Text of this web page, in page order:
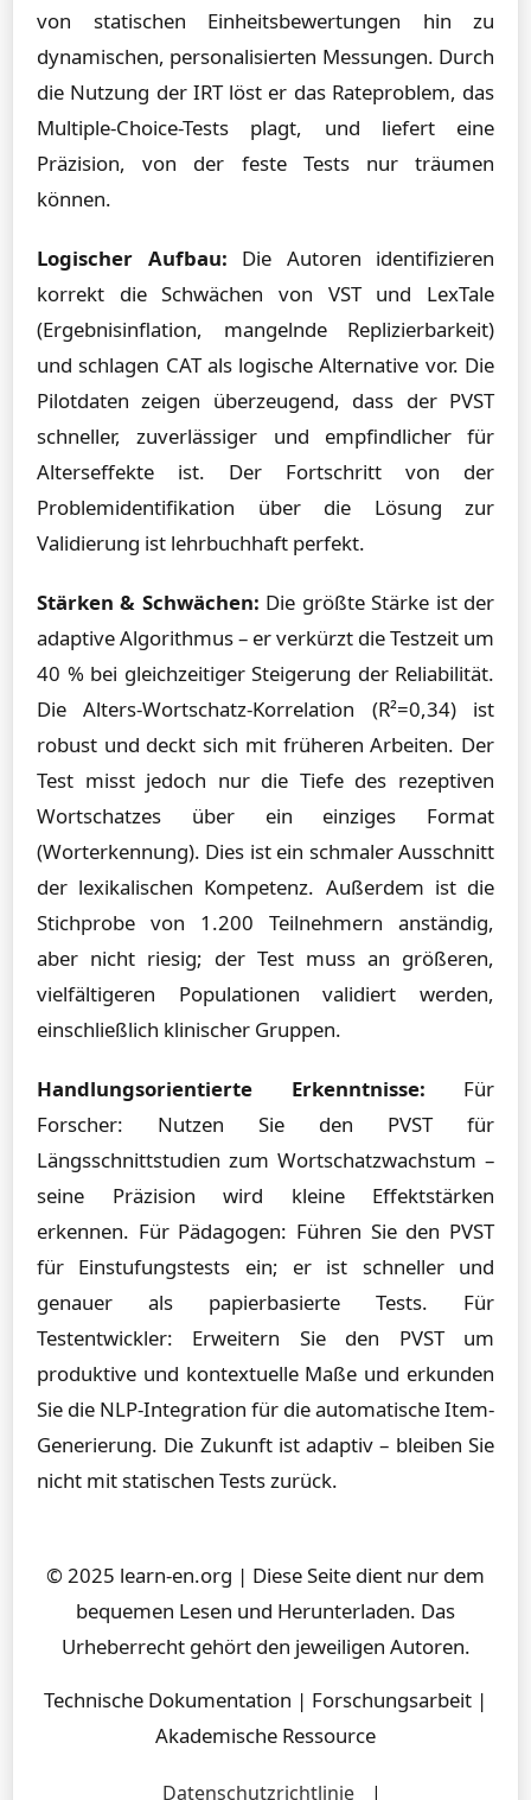
von statischen Einheitsbewertungen hin zu
dynamischen, personalisierten Messungen. Durch
die Nutzung der IRT löst er das Rateproblem, das
Multiple-Choice-Tests plagt, und liefert eine
Präzision, von der feste Tests nur träumen
können.
Logischer Aufbau: Die Autoren identifizieren
korrekt die Schwächen von VST und LexTale
(Ergebnisinflation, mangelnde Replizierbarkeit)
und schlagen CAT als logische Alternative vor. Die
Pilotdaten zeigen überzeugend, dass der PVST
schneller, zuverlässiger und empfindlicher für
Alterseffekte ist. Der Fortschritt von der
Problemidentifikation über die Lösung zur
Validierung ist lehrbuchhaft perfekt.
Stärken & Schwächen: Die größte Stärke ist der
adaptive Algorithmus – er verkürzt die Testzeit um
40 % bei gleichzeitiger Steigerung der Reliabilität.
Die Alters-Wortschatz-Korrelation (R²=0,34) ist
robust und deckt sich mit früheren Arbeiten. Der
Test misst jedoch nur die Tiefe des rezeptiven
Wortschatzes über ein einziges Format
(Worterkennung). Dies ist ein schmaler Ausschnitt
der lexikalischen Kompetenz. Außerdem ist die
Stichprobe von 1.200 Teilnehmern anständig,
aber nicht riesig; der Test muss an größeren,
vielfältigeren Populationen validiert werden,
einschließlich klinischer Gruppen.
Handlungsorientierte Erkenntnisse: Für
Forscher: Nutzen Sie den PVST für
Längsschnittstudien zum Wortschatzwachstum –
seine Präzision wird kleine Effektstärken
erkennen. Für Pädagogen: Führen Sie den PVST
für Einstufungstests ein; er ist schneller und
genauer als papierbasierte Tests. Für
Testentwickler: Erweitern Sie den PVST um
produktive und kontextuelle Maße und erkunden
Sie die NLP-Integration für die automatische Item-
Generierung. Die Zukunft ist adaptiv – bleiben Sie
nicht mit statischen Tests zurück.
© 2025 learn-en.org | Diese Seite dient nur dem
bequemen Lesen und Herunterladen. Das
Urheberrecht gehört den jeweiligen Autoren.
Technische Dokumentation | Forschungsarbeit |
Akademische Ressource
Datenschutzrichtlinie |